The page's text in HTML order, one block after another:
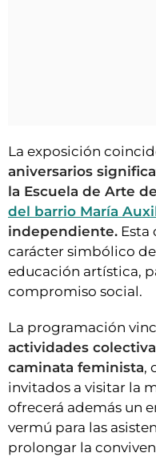
La exposición
aniversarios
la Escuela de Arte
del barrio María
independiente. Esta
carácter simbólico
educación artística,
compromiso social.
La programación
actividades
caminata feminista,
invitados a visitar la
ofrecerá además un
vermú para las
prolongar la